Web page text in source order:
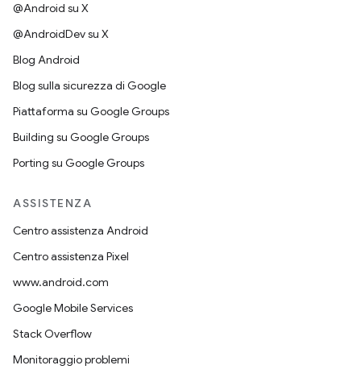
@Android su X
@AndroidDev su X
Blog Android
Blog sulla sicurezza di Google
Piattaforma su Google Groups
Building su Google Groups
Porting su Google Groups
ASSISTENZA
Centro assistenza Android
Centro assistenza Pixel
www.android.com
Google Mobile Services
Stack Overflow
Monitoraggio problemi